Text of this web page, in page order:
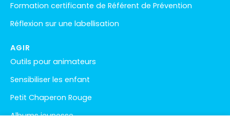
Formation certificante de Référent de Prévention
Réflexion sur une labellisation
AGIR
Outils pour animateurs
Sensibiliser les enfant
Petit Chaperon Rouge